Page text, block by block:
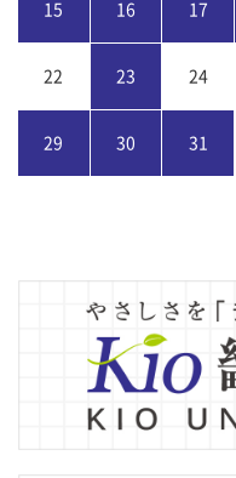
15 16 17
22 23 24
29 30 31